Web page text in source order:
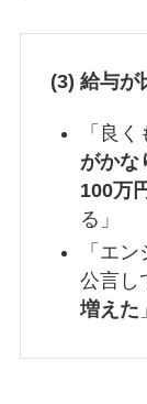
(3) 給与が
「良
がかな
100万
る」
「エ
公言し
増えた 」